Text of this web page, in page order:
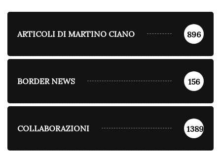
ARTICOLI DI MARTINO CIANO 896
BORDER NEWS 156
COLLABORAZIONI 1389